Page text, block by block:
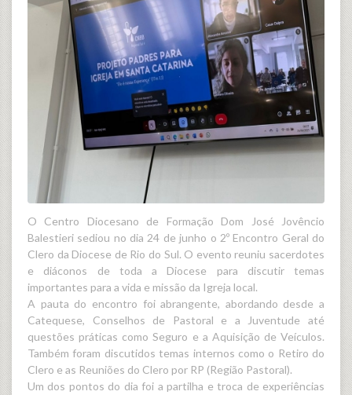
O Centro Diocesano de Formação Dom José Jovêncio
Balestieri sediou no dia 24 de junho o 2º Encontro Geral do
Clero da Diocese de Rio do Sul. O evento reuniu sacerdotes
e diáconos de toda a Diocese para discutir temas
importantes para a vida e missão da Igreja local.
A pauta do encontro foi abrangente, abordando desde a
Catequese, Conselhos de Pastoral e a Juventude até
questões práticas como Seguro e a Aquisição de Veículos.
Também foram discutidos temas internos como o Retiro do
Clero e as Reuniões do Clero por RP (Região Pastoral).
Um dos pontos do dia foi a partilha e troca de experiências